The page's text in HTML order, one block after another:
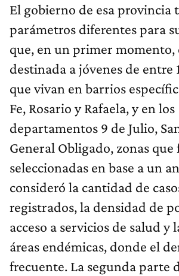
El gobierno de esa provincia
parámetros diferentes para
que, en un primer momento,
destinada a jóvenes de entre
que vivan en barrios
Fe, Rosario y Rafaela, y en los
departamentos 9 de Julio,
General Obligado, zonas que
seleccionadas en base a un
consideró la cantidad de
registrados, la densidad de
acceso a servicios de salud y
áreas endémicas, donde el
frecuente. La segunda parte